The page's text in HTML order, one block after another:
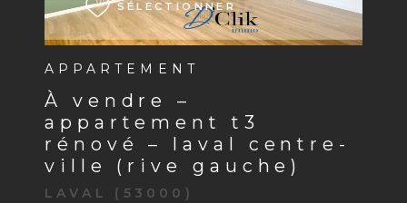
APPARTEMENT
à vendre –
appartement t3
rénové – laval centre-
ville (rive gauche)
LAVAL (53000)
SÉLECTIONNER